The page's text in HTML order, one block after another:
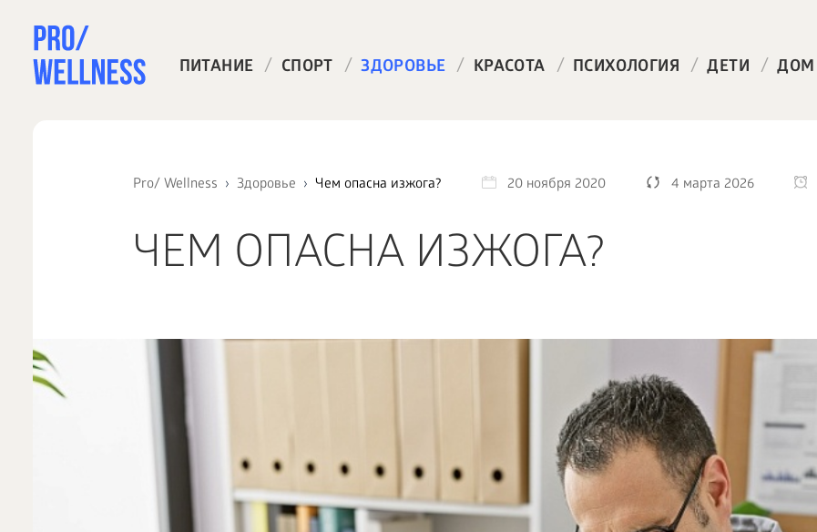
ПИТАНИЕ / СПОРТ / ЗДОРОВЬЕ / КРАСОТА / ПСИХОЛОГИЯ / ДЕТИ / ДОМ
Pro/ Wellness Здоровье Чем опасна изжога? 20 ноября 2020 4 марта 2026
ЧЕМ ОПАСНА ИЗЖОГА?